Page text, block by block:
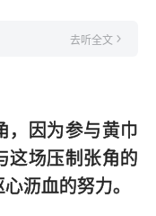
去听全文
，因为参与黄巾
这场压制张角的
沥血的努力。